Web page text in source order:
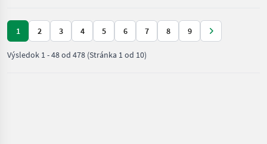
1 2 3 4 5 6 7 8 9
Výsledok 1-48od 478 (Stránka 1 od 10)